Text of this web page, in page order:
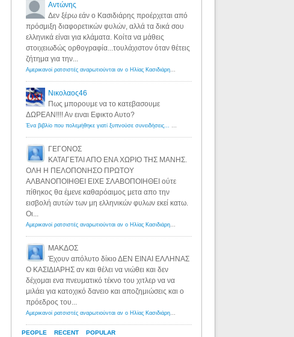
PEOPLE RECENT POPULAR
Αντώνης
Δεν ξέρω εάν ο Κασιδιάρης προέρχεται από
πρόσμιξη διαφορετικών φυλών, αλλά τα δικά σου
ελληνικά είναι για κλάματα. Κοίτα να μάθεις
στοιχειωδώς ορθογραφία...τουλάχιστον όταν θέτεις
ζήτημα για την...
Αμερικανοί ρατσιστές αναρωτιούνται αν ο Ηλίας Κασιδιάρης ανήκει στη λευκή φυλή... - Λόγιος Ερμής
Νικολαος46
Πως μπορουμε να το κατεβασουμε
ΔΩΡΕΑΝ!!!! Αν ειναι Εφικτο Αυτο?
Ένα βιβλίο που πολεμήθηκε γιατί ξυπνούσε συνειδήσεις... - Λόγιος Ερμής | Η γνώση ξεκινάει με την αναζήτηση...
ΓΕΓΟΝΟΣ
ΚΑΤΑΓΕΤΑΙ ΑΠΟ ΕΝΑ ΧΩΡΙΟ ΤΗΣ ΜΑΝΗΣ.
ΟΛΗ Η ΠΕΛΟΠΟΝΗΣΟ ΠΡΩΤΟΥ
ΑΛΒΑΝΟΠΟΙΗΘΕΙ ΕΙΧΕ ΣΛΑΒΟΠΟΙΗΘΕΙ ούτε
πίθηκος θα έμενε καθαρόαιμος μετα απο την
εισβολή αυτών των μη ελληνικών φυλων εκεί κατω.
Οι...
Αμερικανοί ρατσιστές αναρωτιούνται αν ο Ηλίας Κασιδιάρης ανήκει στη λευκή φυλή... - Λόγιος Ερμής
ΜΑΚΔΟΣ
Έχουν απόλυτο δίκιο ΔΕΝ ΕΙΝΑΙ ΕΛΛΗΝΑΣ
Ο ΚΑΣΙΔΙΑΡΗΣ αν και θέλει να νιώθει και δεν
δέχομαι ενα πνευματικό τέκνο του χιτλερ να να
μιλάει για κατοχικό δανειο και αποζημιώσεις και ο
πρόεδρος του...
Αμερικανοί ρατσιστές αναρωτιούνται αν ο Ηλίας Κασιδιάρης ανήκει στη λευκή φυλή... - Λόγιος Ερμής